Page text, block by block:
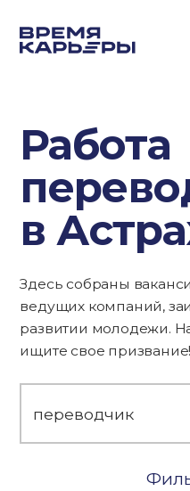
Работа
в
Здесь собраны
ведущих компаний,
развитии молодежи.
ищите свое призвание!